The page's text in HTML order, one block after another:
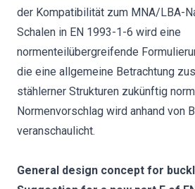
der Kompatibilität zum MNA/LBA-
Schalen in EN 1993-1-6 wird eine
normenteilübergreifende
die eine allgemeine Betrachtung
stählerner Strukturen zukünftig
Normenvorschlag wird anhand von
veranschaulicht.
General design concept for